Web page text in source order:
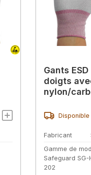
Gants
doigts
nylon/
Fabricant
Gamme de
Safeguard SG-
202